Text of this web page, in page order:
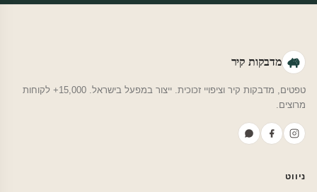
מדבקות קיר
טפטים, מדבקות קיר וציפויי זכוכית. ייצור במפעל בישראל. 15,000+ לקוחות
מרוצים.
ניווט